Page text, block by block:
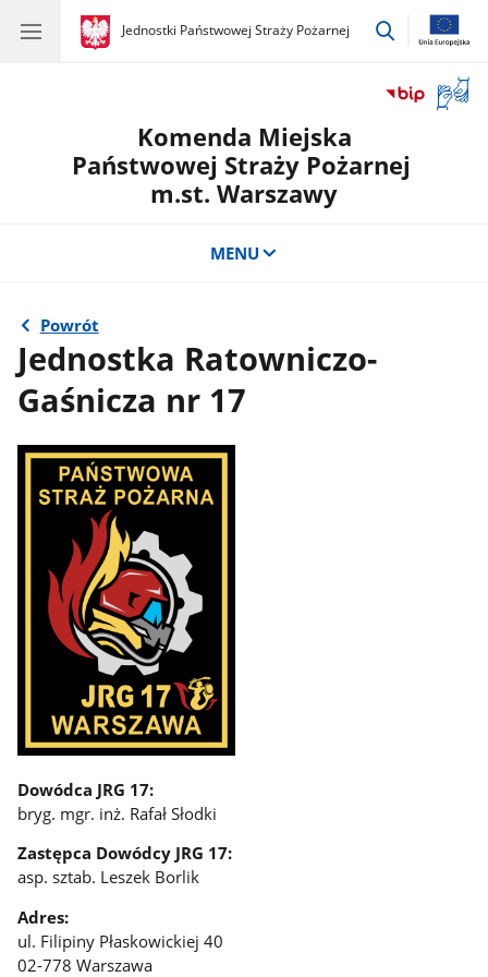
gov.pl
Jednostki Państwowej Straży Pożarnej
gov.pl
Jednostki
przejdź
okno
Komenda Miejska
Państwowej Straży Pożarnej
m.st. Warszawy
MENU
Powrót
Jednostka Ratowniczo-
Gaśnicza nr 17
Dowódca JRG 17:
bryg. mgr. inż. Rafał Słodki
Zastępca Dowódcy JRG 17:
asp. sztab. Leszek Borlik
Adres:
ul. Filipiny Płaskowickiej 40
02-778 Warszawa